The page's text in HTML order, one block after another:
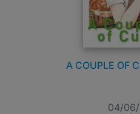
A COUPLE OF
04/